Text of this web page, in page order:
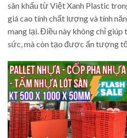
sân khấu từ Việt Xanh Plastic
giá cao tính chất lượng và tính
mang lại. Điều này không chỉ
sức, mà còn tạo được ấn tượng